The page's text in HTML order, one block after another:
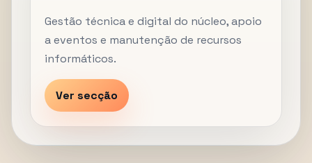
Gestão técnica e digital do núcleo, apoio
a eventos e manutenção de recursos
informáticos.
Ver secção